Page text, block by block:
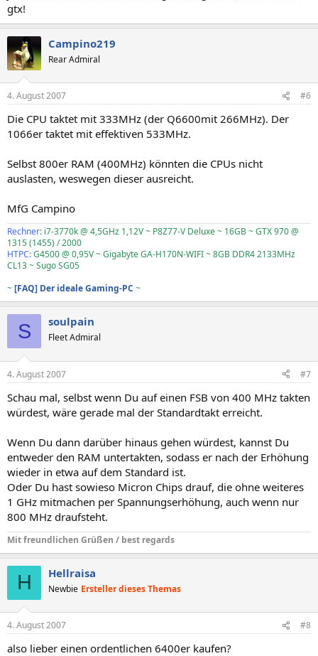
gtx!
Campino219
Rear Admiral
4. August 2007 #6
Die CPU taktet mit 333MHz (der Q6600mit 266MHz). Der
1066er taktet mit effektiven 533MHz.
Selbst 800er RAM (400MHz) könnten die CPUs nicht
auslasten, weswegen dieser ausreicht.
MfG Campino
Rechner: i7-3770k @ 4,5GHz 1,12V ~ P8Z77-V Deluxe ~ 16GB ~ GTX 970 @
1315 (1455) / 2000
HTPC:G4500 @ 0,95V ~ Gigabyte GA-H170N-WIFI ~ 8GB DDR4 2133MHz
CL13 ~ Sugo SG05
~[FAQ] Der ideale Gaming-PC ~
S soulpain
Fleet Admiral
4. August 2007 #7
Schau mal, selbst wenn Du auf einen FSB von 400 MHz takten
würdest, wäre gerade mal der Standardtakt erreicht.
Wenn Du dann darüber hinaus gehen würdest, kannst Du
entweder den RAM untertakten, sodass er nach der Erhöhung
wieder in etwa auf dem Standard ist.
Oder Du hast sowieso Micron Chips drauf, die ohne weiteres
1 GHz mitmachen per Spannungserhöhung, auch wenn nur
800 MHz draufsteht.
Mit freundlichen Grüßen / best regards
H Hellraisa
Newbie Ersteller dieses Themas
4. August 2007 #8
also lieber einen ordentlichen 6400er kaufen?